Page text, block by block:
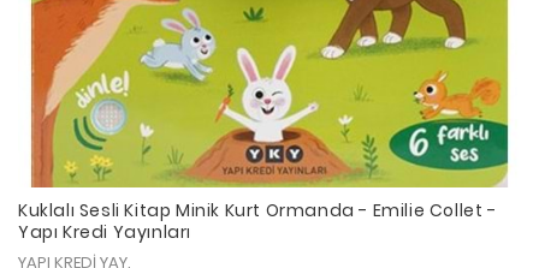
Kuklalı Sesli Kitap Minik Kurt Ormanda - Emilie Collet -
Yapı Kredi Yayınları
YAPI KREDİ YAY.